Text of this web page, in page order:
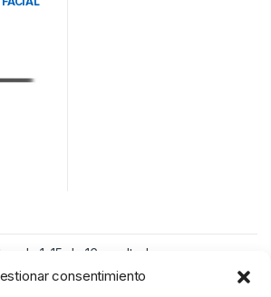
consentimiento
1–15 de 16 resultados